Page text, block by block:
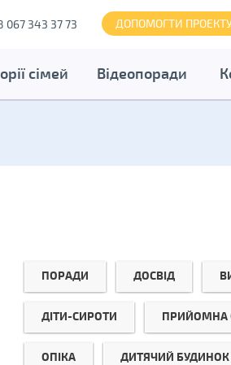
067 343 37 73 ДОПОМОГТИ
сімей Відеопоради
ПОРАДИ ДОСВІД
ДІТИ-СИРОТИ ПРИЙОМНА
ОПІКА ДИТЯЧИЙ БУДИНОК